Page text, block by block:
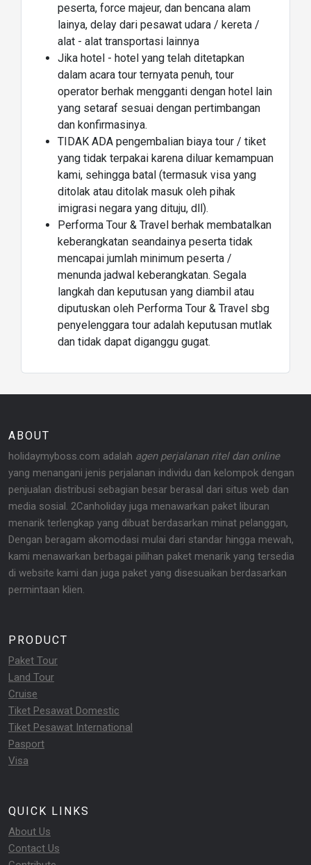
peserta, force majeur, dan bencana alam
lainya, delay dari pesawat udara / kereta /
alat - alat transportasi lainnya
Jika hotel - hotel yang telah ditetapkan
dalam acara tour ternyata penuh, tour
operator berhak mengganti dengan hotel lain
yang setaraf sesuai dengan pertimbangan
dan konfirmasinya.
TIDAK ADA pengembalian biaya tour / tiket
yang tidak terpakai karena diluar kemampuan
kami, sehingga batal (termasuk visa yang
ditolak atau ditolak masuk oleh pihak
imigrasi negara yang dituju, dll).
Performa Tour & Travel berhak membatalkan
keberangkatan seandainya peserta tidak
mencapai jumlah minimum peserta /
menunda jadwal keberangkatan. Segala
langkah dan keputusan yang diambil atau
diputuskan oleh Performa Tour & Travel sbg
penyelenggara tour adalah keputusan mutlak
dan tidak dapat diganggu gugat.
ABOUT
holidaymyboss.com adalah agen perjalanan ritel dan online
yang menangani jenis perjalanan individu dan kelompok dengan
penjualan distribusi sebagian besar berasal dari situs web dan
media sosial. 2Canholiday juga menawarkan paket liburan
menarik terlengkap yang dibuat berdasarkan minat pelanggan,
Dengan beragam akomodasi mulai dari standar hingga mewah,
kami menawarkan berbagai pilihan paket menarik yang tersedia
di website kami dan juga paket yang disesuaikan berdasarkan
permintaan klien.
PRODUCT
Paket Tour
Land Tour
Cruise
Tiket Pesawat Domestic
Tiket Pesawat International
Pasport
Visa
QUICK LINKS
About Us
Contact Us